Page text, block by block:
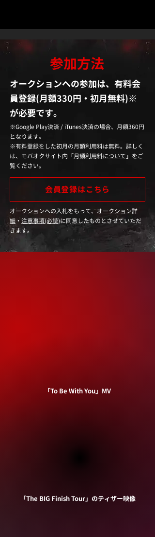
参加方法
オークションへの参加は、有料会
員登録(月額330円・初月無料)※
が必要です。
​※Google Play決済 / iTunes決済の場合、月額360円
となります。
​※有料登録をした初月の月額利用料は無料。詳しく
は、モバオクサイト内「月額利用料について 」をご
覧ください。
会員登録はこちら
オークションへの入札をもって、 オークション詳
細 ・注意事項(必読)に同意したものとさせていただ
きます。
「To Be With You」MV
「The BIG Finish Tour」のティザー映像